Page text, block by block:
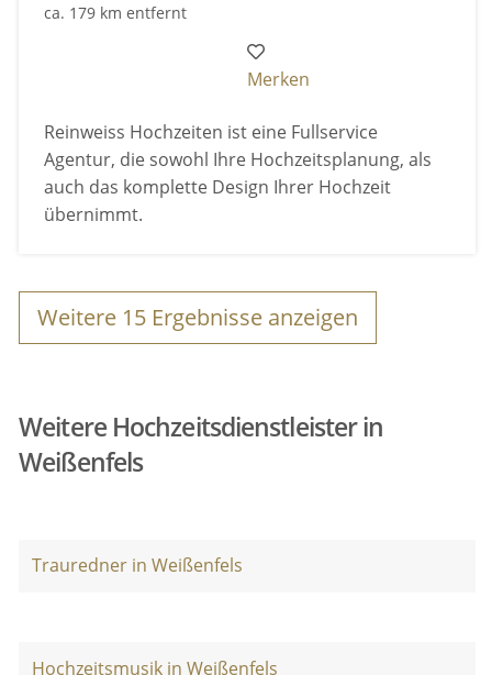
ca. 179 km entfernt
Merken
Reinweiss Hochzeiten ist eine Fullservice
Agentur, die sowohl Ihre Hochzeitsplanung, als
auch das komplette Design Ihrer Hochzeit
übernimmt.
Weitere 15 Ergebnisse anzeigen
Weitere Hochzeitsdienstleister in
Weißenfels
Trauredner in Weißenfels
Hochzeitsmusik in Weißenfels